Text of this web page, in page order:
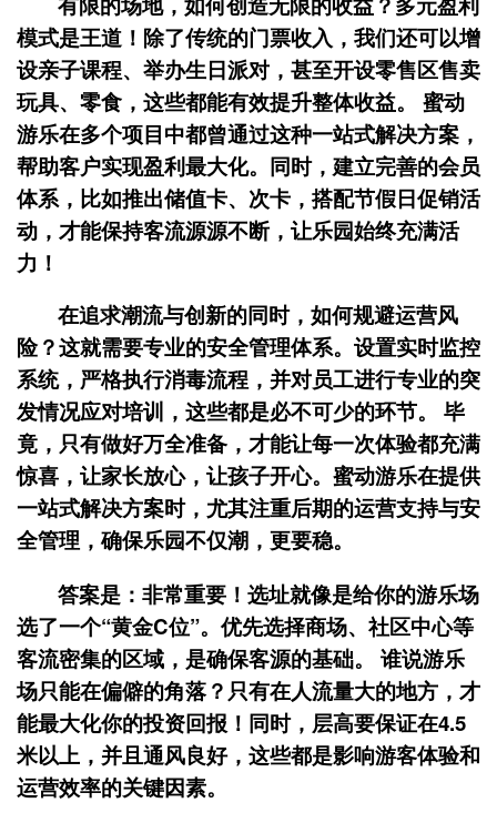
模式是王道！除了传统的门票收入，我们还可以增
设亲子课程、举办生日派对，甚至开设零售区售卖
玩具、零食，这些都能有效提升整体收益。 蜜动
游乐在多个项目中都曾通过这种一站式解决方案，
帮助客户实现盈利最大化。同时，建立完善的会员
体系，比如推出储值卡、次卡，搭配节假日促销活
动，才能保持客流源源不断，让乐园始终充满活
力！
在追求潮流与创新的同时，如何规避运营风
险？这就需要专业的安全管理体系。设置实时监控
系统，严格执行消毒流程，并对员工进行专业的突
发情况应对培训，这些都是必不可少的环节。 毕
竟，只有做好万全准备，才能让每一次体验都充满
惊喜，让家长放心，让孩子开心。蜜动游乐在提供
一站式解决方案时，尤其注重后期的运营支持与安
全管理，确保乐园不仅潮，更要稳。
答案是：非常重要！选址就像是给你的游乐场
选了一个“黄金C位”。优先选择商场、社区中心等
客流密集的区域，是确保客源的基础。 谁说游乐
场只能在偏僻的角落？只有在人流量大的地方，才
能最大化你的投资回报！同时，层高要保证在4.5
米以上，并且通风良好，这些都是影响游客体验和
运营效率的关键因素。